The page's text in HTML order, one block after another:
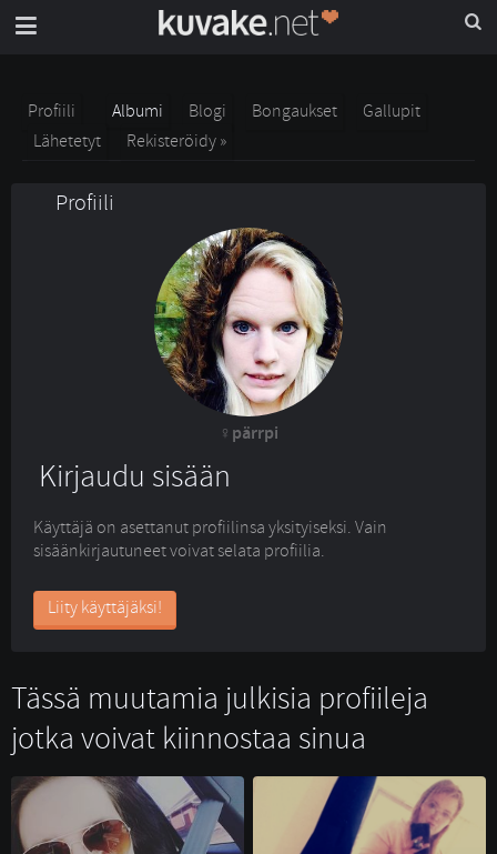
Profiili Albumi Blogi Bongaukset
Gallupit
Lähetetyt
Rekisteröidy »
Profiili
pärrpi
Kirjaudu sisään
Käyttäjä on asettanut profiilinsa yksityiseksi. Vain
sisäänkirjautuneet voivat selata profiilia.
Liity käyttäjäksi!
Tässä muutamia julkisia profiileja
jotka voivat kiinnostaa sinua